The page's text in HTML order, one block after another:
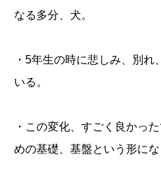
なる多分、犬。
・5年生の時に悲しみ、別
いる。
・この変化、すごく良かっ
めの基礎、基盤という形にな